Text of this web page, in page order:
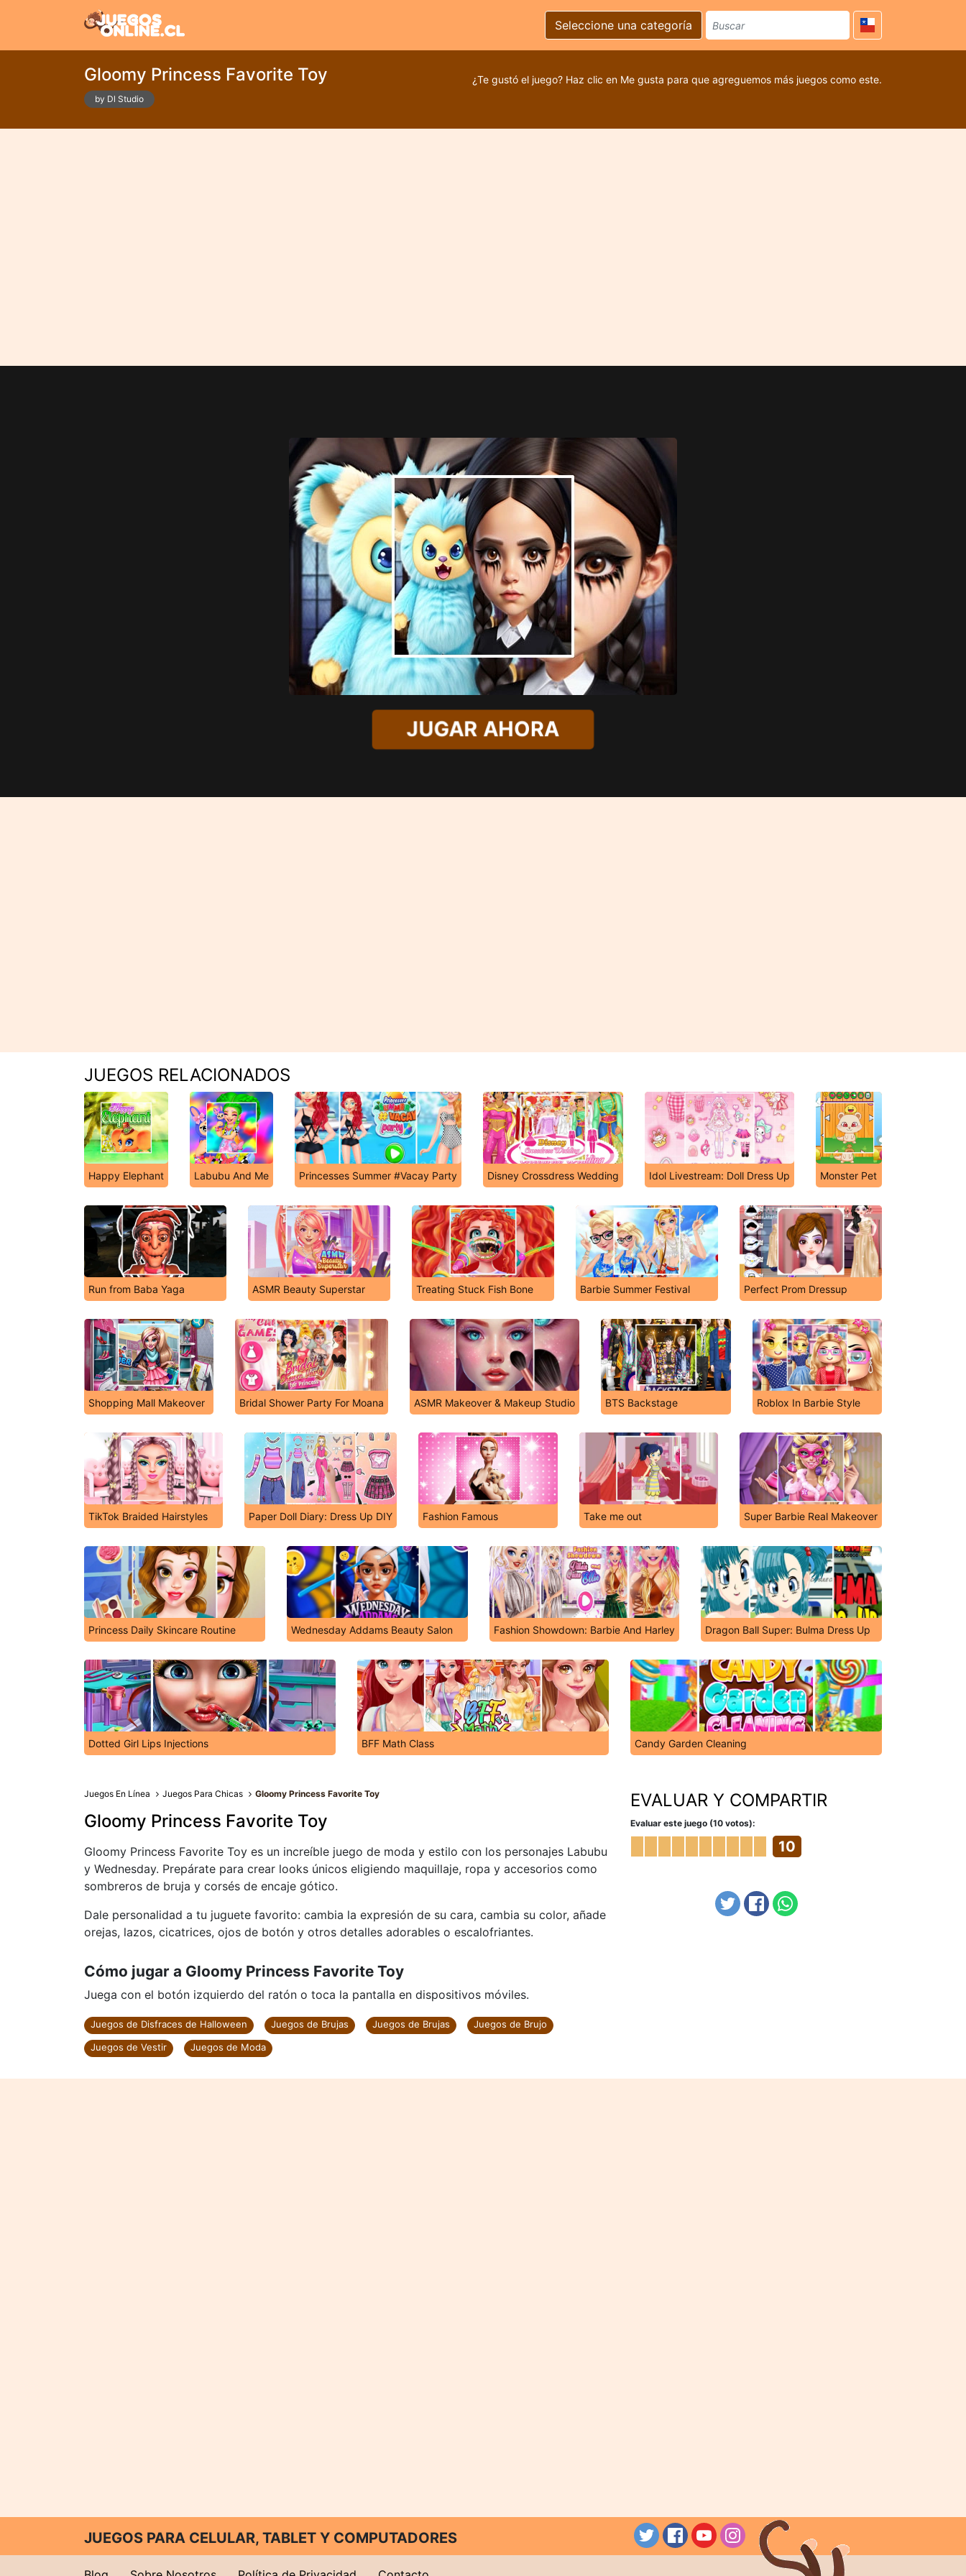
Seleccione una categoría
Gloomy Princess Favorite Toy
by Dl Studio
¿Te gustó el juego? Haz clic en Me gusta para que agreguemos más juegos como este.
JUGAR AHORA
JUEGOS RELACIONADOS
Happy Elephant Labubu And Me Princesses Summer #Vacay Party Disney Crossdress Wedding Idol Livestream: Doll Dress Up Monster Pet
Run from Baba Yaga ASMR Beauty Superstar Treating Stuck Fish Bone Barbie Summer Festival Perfect Prom Dressup
Shopping Mall Makeover Bridal Shower Party For Moana ASMR Makeover & Makeup Studio BTS Backstage Roblox In Barbie Style
TikTok Braided Hairstyles Paper Doll Diary: Dress Up DIY Fashion Famous Take me out Super Barbie Real Makeover
Princess Daily Skincare Routine Wednesday Addams Beauty Salon Fashion Showdown: Barbie And Harley Dragon Ball Super: Bulma Dress Up
Dotted Girl Lips Injections BFF Math Class Candy Garden Cleaning
Juegos En Línea Juegos Para Chicas Gloomy Princess Favorite Toy
Gloomy Princess Favorite Toy
Gloomy Princess Favorite Toy es un increíble juego de moda y estilo con los personajes Labubu
y Wednesday. Prepárate para crear looks únicos eligiendo maquillaje, ropa y accesorios como
sombreros de bruja y corsés de encaje gótico.
Dale personalidad a tu juguete favorito: cambia la expresión de su cara, cambia su color, añade
orejas, lazos, cicatrices, ojos de botón y otros detalles adorables o escalofriantes.
Cómo jugar a Gloomy Princess Favorite Toy
Juega con el botón izquierdo del ratón o toca la pantalla en dispositivos móviles.
Juegos de Disfraces de Halloween Juegos de Brujas Juegos de Brujas
Juegos de Brujo
Juegos de Vestir
Juegos de Moda
EVALUAR Y COMPARTIR
Evaluar este juego (10 votos):
10
JUEGOS PARA CELULAR, TABLET Y COMPUTADORES